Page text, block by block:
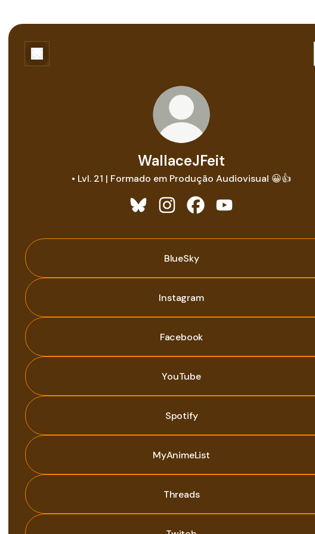
WallaceJFeit
• Lvl. 21 | Formado em Produção Audiovisual 😀👍
BlueSky
Instagram
Facebook
YouTube
Spotify
MyAnimeList
Threads